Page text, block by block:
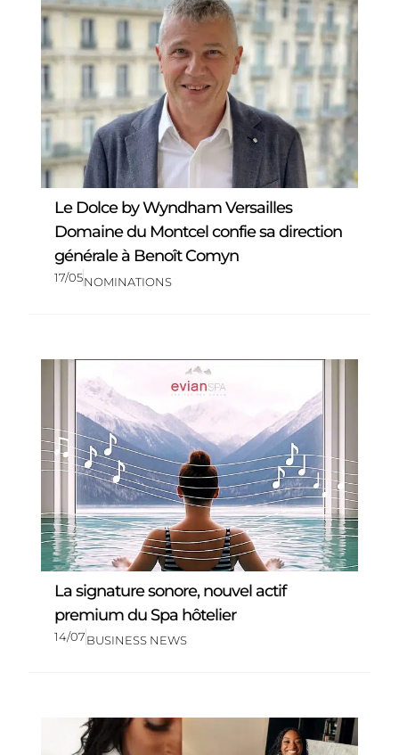
Le Dolce by Wyndham Versailles
Domaine du Montcel confie sa direction
générale à Benoît Comyn
17/05NOMINATIONS
La signature sonore, nouvel actif
premium du Spa hôtelier
14/07BUSINESS NEWS